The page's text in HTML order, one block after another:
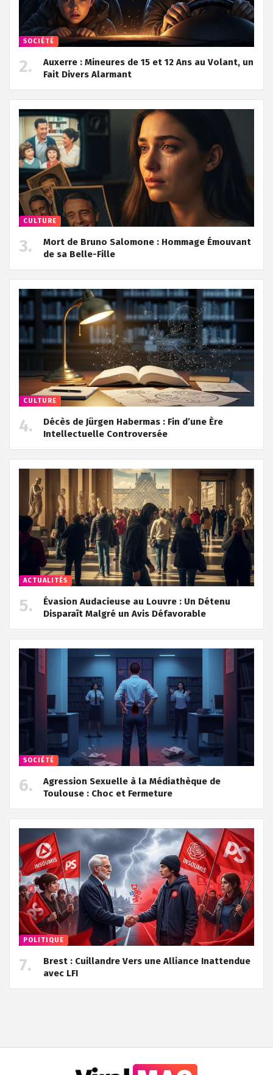
SOCIÉTÉ
Auxerre : Mineures de 15 et 12 Ans au Volant, un
Fait Divers Alarmant
CULTURE
Mort de Bruno Salomone : Hommage Émouvant
de sa Belle-Fille
CULTURE
Décès de Jürgen Habermas : Fin d’une Ère
Intellectuelle Controversée
ACTUALITÉS
Évasion Audacieuse au Louvre : Un Détenu
Disparaît Malgré un Avis Défavorable
SOCIÉTÉ
Agression Sexuelle à la Médiathèque de
Toulouse : Choc et Fermeture
POLITIQUE
Brest : Cuillandre Vers une Alliance Inattendue
avec LFI